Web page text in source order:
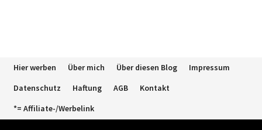
Hier werben Über mich Über diesen Blog
Impressum
Datenschutz
Haftung AGB
Kontakt
*= Affiliate-/Werbelink